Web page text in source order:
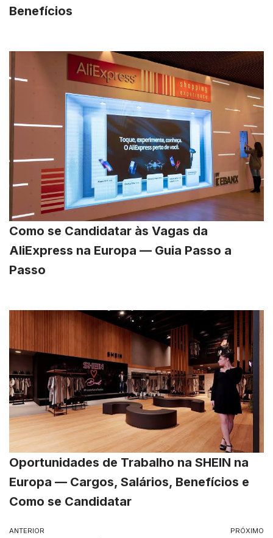
Benefícios
Como se Candidatar às Vagas da
AliExpress na Europa — Guia Passo a
Passo
Oportunidades de Trabalho na SHEIN na
Europa — Cargos, Salários, Benefícios e
Como se Candidatar
ANTERIOR PRÓXIMO